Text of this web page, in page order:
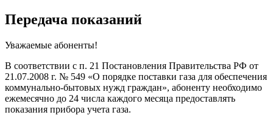
Передача показаний
Уважаемые абоненты!
В соответствии с п. 21 Постановления Правительства РФ от
21.07.2008 г. № 549 «О порядке поставки газа для обеспечения
коммунально-бытовых нужд граждан», абоненту необходимо
ежемесячно до 24 числа каждого месяца предоставлять
показания прибора учета газа.